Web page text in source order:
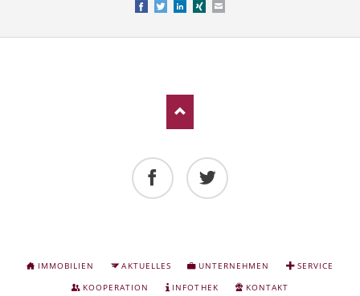
FacebookTwitterLinkedIn
Xing
NAVIGATION
IMMOBILIEN AKTUELLES UNTERNEHMEN
SERVICE
KOOPERATION
INFOTHEK KONTAKT